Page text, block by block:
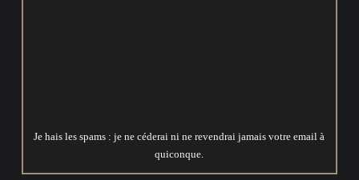
Je hais les spams : je ne céderai ni ne revendrai jamais votre email à
quiconque.